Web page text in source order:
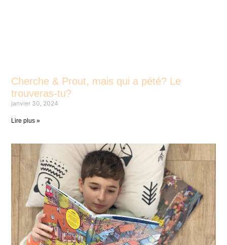
Cherche & Prout, mais qui a pété? Le
trouveras-tu?
janvier 30, 2024
Lire plus »